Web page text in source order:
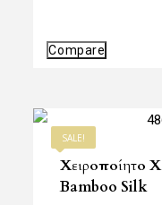
Compare
SALE!
Χειροποίητο
Bamboo Silk